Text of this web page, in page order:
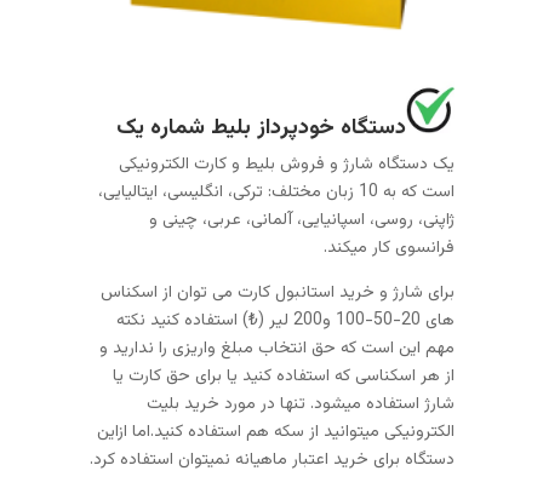
دستگاه خودپرداز بلیط شماره یک
یک دستگاه شارژ و فروش بلیط و کارت الکترونیکی
است که به 10 زبان مختلف: ترکی، انگلیسی، ایتالیایی،
ژاپنی، روسی، اسپانیایی، آلمانی، عربی، چینی و
فرانسوی کار میکند.
برای شارژ و خرید استانبول کارت می توان از اسکناس
های 20-50-100 و200 لیر (₺) استفاده کنید نکته
مهم این است که حق انتخاب مبلغ واریزی را ندارید و
از هر اسکناسی که استفاده کنید یا برای حق کارت یا
شارژ استفاده میشود. تنها در مورد خرید بلیت
الکترونیکی میتوانید از سکه هم استفاده کنید.اما ازاین
دستگاه برای خرید اعتبار ماهیانه نمیتوان استفاده کرد.